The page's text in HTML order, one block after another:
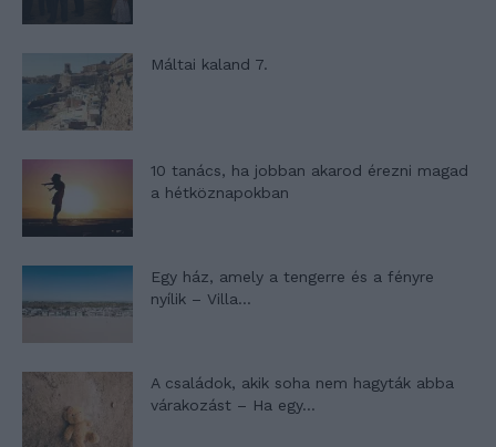
Máltai kaland 7.
10 tanács, ha jobban akarod érezni magad
a hétköznapokban
Egy ház, amely a tengerre és a fényre
nyílik – Villa...
A családok, akik soha nem hagyták abba
várakozást – Ha egy...